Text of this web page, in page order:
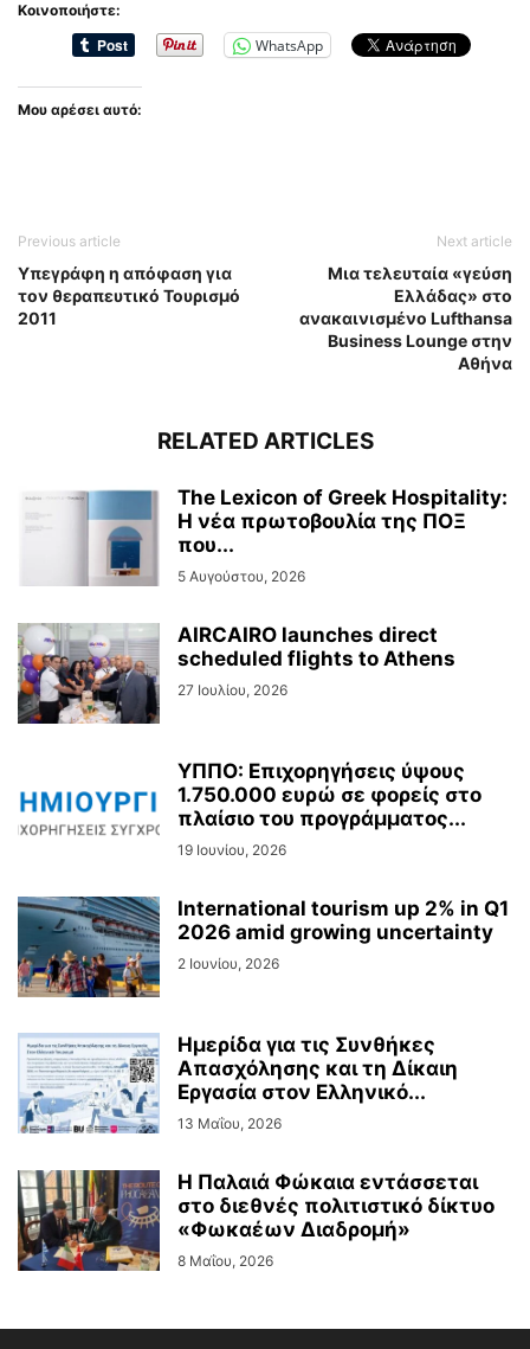
Κοινοποιήστε:
WhatsApp
Μου αρέσει αυτό:
Previous article
Υπεγράφη η απόφαση για
τον θεραπευτικό Τουρισμό
2011
Next article
Μια τελευταία «γεύση
Ελλάδας» στο
ανακαινισμένο Lufthansa
Business Lounge στην
Αθήνα
RELATED ARTICLES
The Lexicon of Greek Hospitality:
Η νέα πρωτοβουλία της ΠΟΞ
που...
5 Αυγούστου, 2026
AIRCAIRO launches direct
scheduled flights to Athens
27 Ιουλίου, 2026
ΥΠΠΟ: Επιχορηγήσεις ύψους
1.750.000 ευρώ σε φορείς στο
πλαίσιο του προγράμματος...
19 Ιουνίου, 2026
International tourism up 2% in Q1
2026 amid growing uncertainty
2 Ιουνίου, 2026
Ημερίδα για τις Συνθήκες
Απασχόλησης και τη Δίκαιη
Εργασία στον Ελληνικό...
13 Μαΐου, 2026
Η Παλαιά Φώκαια εντάσσεται
στο διεθνές πολιτιστικό δίκτυο
«Φωκαέων Διαδρομή»
8 Μαΐου, 2026